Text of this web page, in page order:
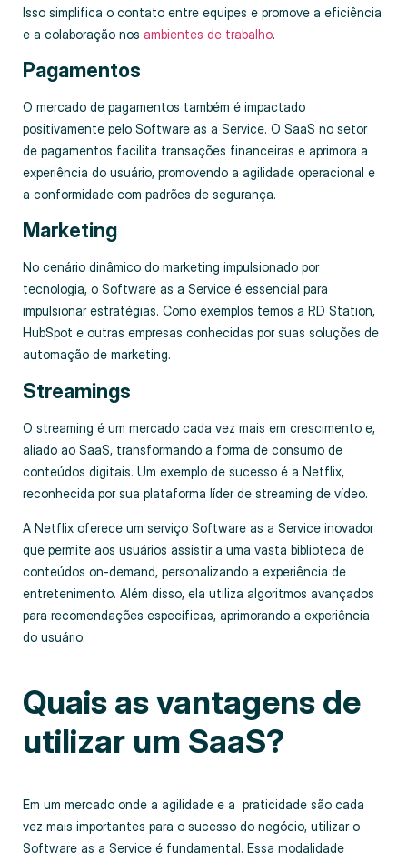
Isso simplifica o contato entre equipes e promove a eficiência
e a colaboração nos ambientes de trabalho.
Pagamentos
O mercado de pagamentos também é impactado
positivamente pelo Software as a Service. O SaaS no setor
de pagamentos facilita transações financeiras e aprimora a
experiência do usuário, promovendo a agilidade operacional e
a conformidade com padrões de segurança.
Marketing
No cenário dinâmico do marketing impulsionado por
tecnologia, o Software as a Service é essencial para
impulsionar estratégias. Como exemplos temos a RD Station,
HubSpot e outras empresas conhecidas por suas soluções de
automação de marketing.
Streamings
O streaming é um mercado cada vez mais em crescimento e,
aliado ao SaaS, transformando a forma de consumo de
conteúdos digitais. Um exemplo de sucesso é a Netflix,
reconhecida por sua plataforma líder de streaming de vídeo.
A Netflix oferece um serviço Software as a Service inovador
que permite aos usuários assistir a uma vasta biblioteca de
conteúdos on-demand, personalizando a experiência de
entretenimento. Além disso, ela utiliza algoritmos avançados
para recomendações específicas, aprimorando a experiência
do usuário.
Quais as vantagens de
utilizar um SaaS?
Em um mercado onde a agilidade e a praticidade são cada
vez mais importantes para o sucesso do negócio, utilizar o
Software as a Service é fundamental. Essa modalidade